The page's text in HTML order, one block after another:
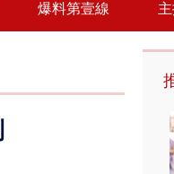
爆料第壹線